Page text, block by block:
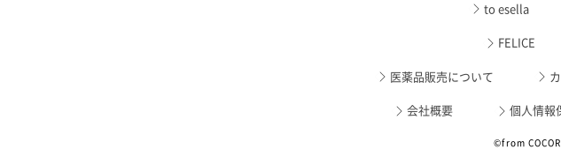
to esella
FELICE
医薬品販売について
会社概要 個人情報
©from